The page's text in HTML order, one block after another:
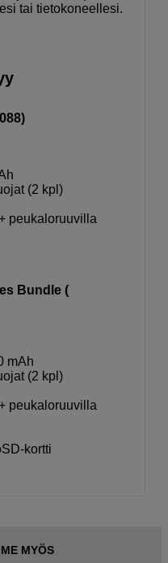
tai tietokoneellesi.
(2 kpl)
peukaloruuvilla
Bundle (
mAh
(2 kpl)
peukaloruuvilla
kortti
MYÖS